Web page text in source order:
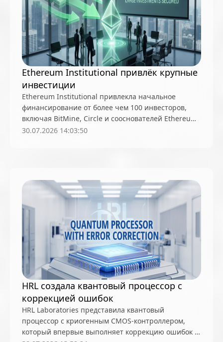
Ethereum Institutional привлёк крупные
инвестиции
Ethereum Institutional привлекла начальное
финансирование от более чем 100 инвесторов,
включая BitMine, Circle и сооснователей Ethereum,
для ускорения интеграции банков и институтов в
30.07.2026 14:03:50
HRL создала квантовый процессор с
коррекцией ошибок
HRL Laboratories представила квантовый
процессор с криогенным CMOS-контроллером,
который впервые выполняет коррекцию ошибок в